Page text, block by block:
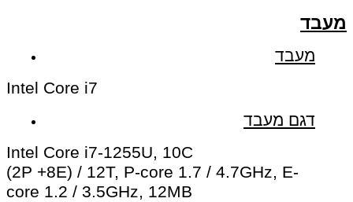
מעבד
מעבד
Intel Core i7
דגם מעבד
Intel Core i7-1255U, 10C
(2P +8E) / 12T, P-core 1.7 / 4.7GHz, E-
core 1.2 / 3.5GHz, 12MB